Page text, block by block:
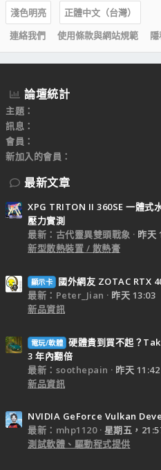
淺色明亮
正體中文（台灣）
連絡我們
使用條款與網站規範
論壇統計
主題
訊息
會員
新加入的會員
最新文章
XPG TRITON II 360SE 一體式
壓力實測
最新：古代靈異雙頭戰象
昨天
新型散熱裝置 / 散熱膏
顯示卡
國外網友 ZOTAC RTX
最新：Peter_Jian
昨天 13:03
新品資訊
電玩/軟體 硬體貴到買不起？
3 年內翻倍
最新：soothepain
昨天 11:42
新品資訊
NVIDIA GeForce Vulkan
最新：mhp1120
星期五，
測試軟體、驅動程式提供